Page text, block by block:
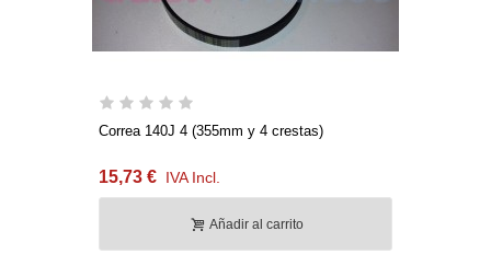
Correa 140J 4 (355mm y 4 crestas)
15,73 € IVA Incl.
Añadir al carrito